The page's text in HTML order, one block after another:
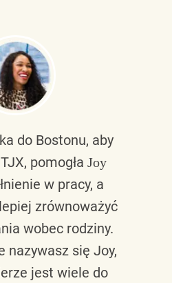
do Bostonu, aby
pomogła Joy
w pracy, a
zrównoważyć
wobec rodziny.
nazywasz się Joy,
jest wiele do